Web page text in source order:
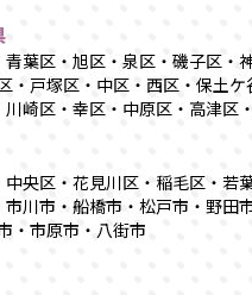
青葉区・旭区・泉区・磯子区
・戸塚区・中区・西区・保土
川崎区・幸区・中原区・高津区
中央区・花見川区・稲毛区・若
市川市・船橋市・松戸市・野
・市原市・八街市